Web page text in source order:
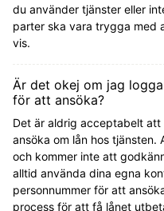
du använder tjänster eller
parter ska vara trygga med
vis.
Är det okej om jag
för att ansöka?
Det är aldrig acceptabelt
ansöka om lån hos
och kommer inte att
alltid använda dina egna
personnummer för att
process för att få lånet